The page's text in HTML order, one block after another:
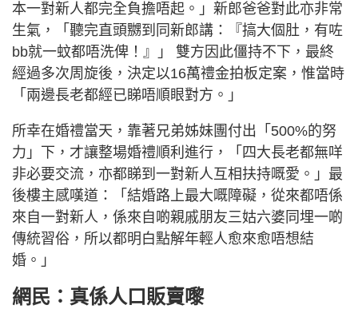
本一對新人都完全負擔唔起。」新郎爸爸對此亦非常
生氣，「聽完直頭嬲到同新郎講：『搞大個肚，有咗
bb就一蚊都唔洗俾！』」 雙方因此僵持不下，最終
經過多次周旋後，決定以16萬禮金拍板定案，惟當時
「兩邊長老都經已睇唔順眼對方。」
所幸在婚禮當天，靠著兄弟姊妹團付出「500%的努
力」下，才讓整場婚禮順利進行，「四大長老都無咩
非必要交流，亦都睇到一對新人互相扶持嘅愛。」最
後樓主感嘆道：「結婚路上最大嘅障礙，從來都唔係
來自一對新人，係來自啲親戚朋友三姑六婆同埋一啲
傳統習俗，所以都明白點解年輕人愈來愈唔想結
婚。」
網民：真係人口販賣嚟